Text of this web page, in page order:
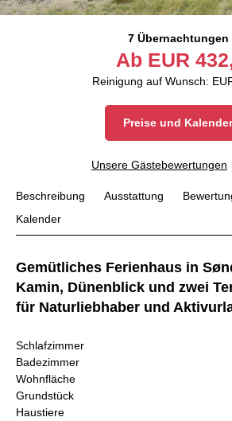
7 Übernachtungen
Ab EUR
Reinigung auf Wunsch:
Preise und Kalender
Unsere Gästebewertungen
Beschreibung Ausstattung
Kalender
Gemütliches Ferienhaus in
Kamin, Dünenblick und zwei
für Naturliebhaber und
Schlafzimmer
Badezimmer
Wohnfläche
Grundstück
Haustiere